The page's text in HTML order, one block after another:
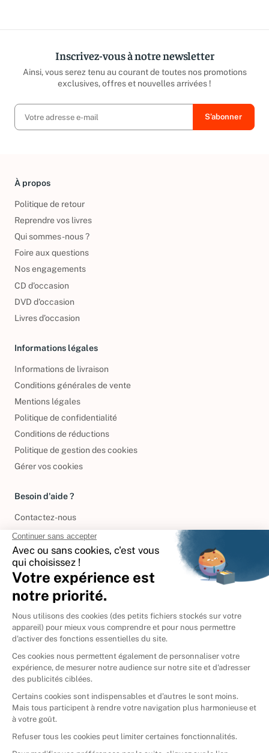
Inscrivez-vous à notre newsletter
Ainsi, vous serez tenu au courant de toutes nos promotions
exclusives, offres et nouvelles arrivées !
À propos
Politique de retour
Reprendre vos livres
Qui sommes-nous ?
Foire aux questions
Nos engagements
CD d'occasion
DVD d'occasion
Livres d’occasion
Informations légales
Informations de livraison
Conditions générales de vente
Mentions légales
Politique de confidentialité
Conditions de réductions
Politique de gestion des cookies
Gérer vos cookies
Besoin d'aide ?
Contactez-nous
International
🇪🇸Espagne
🇮🇹Italie
Donner vos livres